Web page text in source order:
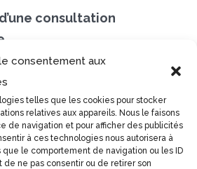
consentement aux
telles que les cookies pour stocker
relatives aux appareils. Nous le faisons
de navigation et pour afficher des publicités
à ces technologies nous autorisera à
le comportement de navigation ou les ID
de ne pas consentir ou de retirer son
consultation
comprendre vos
l’état de votre peau et
traitement le mieux
cas.